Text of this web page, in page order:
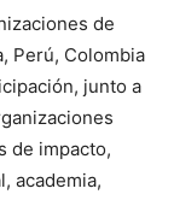
de
Perú, Colombia
junto a
de impacto,
academia,